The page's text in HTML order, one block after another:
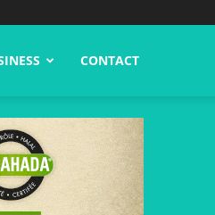
CONTACT